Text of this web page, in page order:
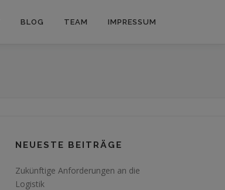
BLOG TEAM IMPRESSUM
NEUESTE BEITRÄGE
Zukünftige Anforderungen an die
Logistik